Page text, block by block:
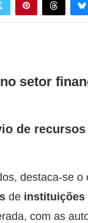
setor
de recursos
destaca-se o
de instituições
com as